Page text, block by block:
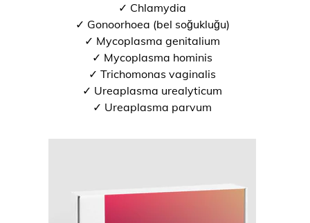
✓ Chlamydia
✓ Gonoorhoea (bel soğukluğu)
✓ Mycoplasma genitalium
✓ Mycoplasma hominis
✓ Trichomonas vaginalis
✓ Ureaplasma urealyticum
✓ Ureaplasma parvum